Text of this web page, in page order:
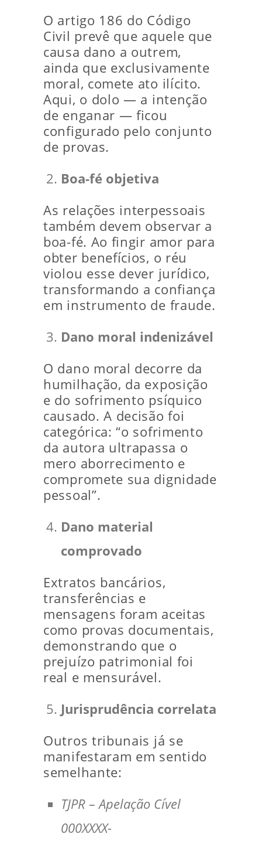
O artigo 186 do Código
Civil prevê que aquele que
causa dano a outrem,
ainda que exclusivamente
moral, comete ato ilícito.
Aqui, o dolo — a intenção
de enganar — ficou
configurado pelo conjunto
de provas.
Boa-fé objetiva
As relações interpessoais
também devem observar a
boa-fé. Ao fingir amor para
obter benefícios, o réu
violou esse dever jurídico,
transformando a confiança
em instrumento de fraude.
Dano moral indenizável
O dano moral decorre da
humilhação, da exposição
e do sofrimento psíquico
causado. A decisão foi
categórica: “o sofrimento
da autora ultrapassa o
mero aborrecimento e
compromete sua dignidade
pessoal”.
Dano material
comprovado
Extratos bancários,
transferências e
mensagens foram aceitas
como provas documentais,
demonstrando que o
prejuízo patrimonial foi
real e mensurável.
Jurisprudência correlata
Outros tribunais já se
manifestaram em sentido
semelhante:
TJPR – Apelação Cível
000XXXX-